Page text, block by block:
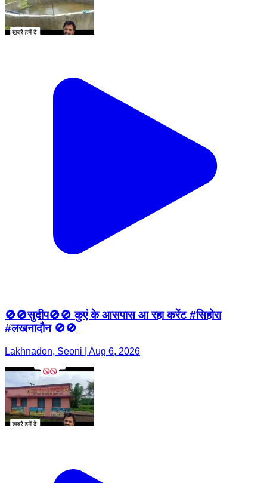
🚫🚫सुदीप🚫🚫 कुएं के आसपास आ रहा करेंट #सिहोरा
#लखनादौन 🚫🚫
Lakhnadon, Seoni | Aug 6, 2026